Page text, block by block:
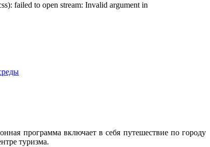
failed to open stream: Invalid argument in
программа включает в себя путешествие по городу
туризма.